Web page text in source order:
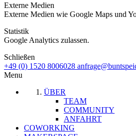
Externe Medien
Externe Medien wie Google Maps und
Statistik
Google Analytics zulassen.
Schließen
+49 (0) 1520 8006028
Menu
ÜBER
TEAM
COMMUNITY
ANFAHRT
COWORKING